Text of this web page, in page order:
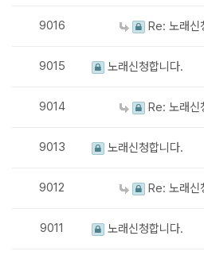
9016 Re: 노래신
9015 노래신청합니다.
9014 Re: 노래신
9013 노래신청합니다.
9012 Re: 노래신
9011 노래신청합니다.